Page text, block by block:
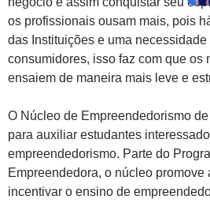
os profissionais ousam mais, pois
das Instituições e uma necessidade
consumidores, isso faz com que os
ensaiem de maneira mais leve e
O Núcleo de Empreendedorismo
para auxiliar estudantes
empreendedorismo. Parte do
Empreendedora, o núcleo promove
incentivar o ensino de